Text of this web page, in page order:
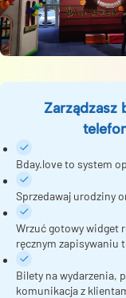
Zarządzasz
Bday.love to system
Sprzedawaj urodziny
Wrzuć gotowy widget
ręcznym zapisywaniu
Bilety na wydarzenia,
komunikacja z